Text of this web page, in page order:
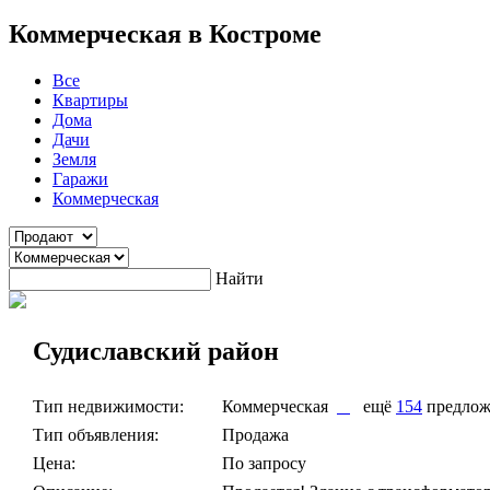
Коммерческая в Костроме
Все
Квартиры
Дома
Дачи
Земля
Гаражи
Коммерческая
Найти
Судиславский район
Тип недвижимости: Коммерческая ещё 154
Тип объявления:
Продажа
Цена:
По запросу